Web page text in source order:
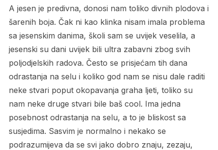
A jesen je predivna, donosi nam toliko divnih plodova i
šarenih boja. Čak ni kao klinka nisam imala problema
sa jesenskim danima, školi sam se uvijek veselila, a
jesenski su dani uvijek bili ultra zabavni zbog svih
poljodjelskih radova. Često se prisjećam tih dana
odrastanja na selu i koliko god nam se nisu dale raditi
neke stvari poput okopavanja graha ljeti, toliko su
nam neke druge stvari bile baš cool. Ima jedna
posebnost odrastanja na selu, a to je bliskost sa
susjedima. Sasvim je normalno i nekako se
podrazumijeva da se svi jako dobro znaju, zezaju,